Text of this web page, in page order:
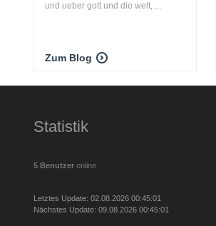
und ueber gott und die welt, ...
Zum Blog
Statistik
5 Benutzer online
Letztes Update: 02.08.2026 00:45:01
Nächstes Update: 09.08.2026 00:45:01